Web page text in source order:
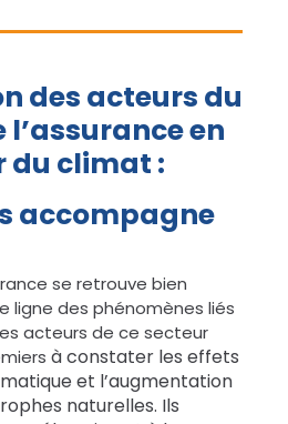
des acteurs du
l’assurance en
du climat :
accompagne
se retrouve bien
ligne des phénomènes liés
acteurs de ce secteur
à constater les effets
et l’augmentation
naturelles. Ils